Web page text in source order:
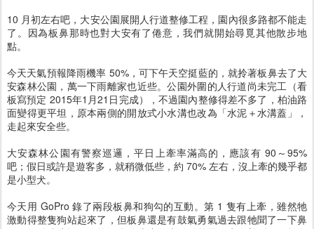
10 月初左右吧，大安公園展開人行道整修工程，園內很多路都不能走
了。因為板鼻那時也對大安有了倦意，我們就開始尋覓其他散步地
點。
今天天氣預報降雨機率 50%，可下午天空挺藍的，就拎著板鼻去了大
安森林公園，萬一下雨離家也近些。公園外圍的人行道尚未完工（看
板寫預定 2015年1月21日完成），不過園內整修得差不多了，柏油路
面變得更平坦，原本兩側的開放式小水溝也改為「水泥＋水溝蓋」，
走起來安全些。
大安森林公園有警察巡邏，平日上牽率滿高的，應該有 90～95%
吧；假日或許是遊客多，就稍微低些，約 70% 左右，沒上牽的幾乎都
是小型犬。
今天用 GoPro 錄了兩段板鼻和狗勾的互動。第 1 隻有上牽，雖然牠
激動得整隻狗站起來了，但板鼻還是有鼓氣勇氣過去跟牠聞了一下鼻